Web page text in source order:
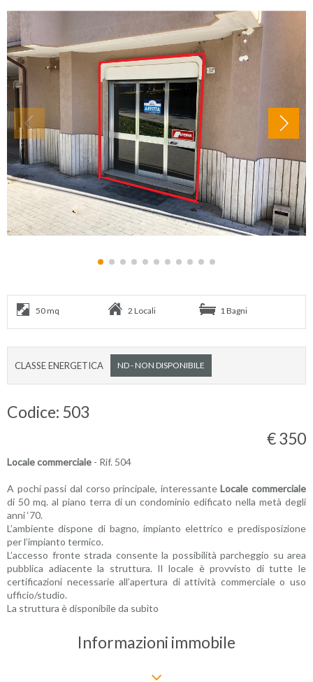
50 mq 2 Locali 1 Bagni
CLASSE ENERGETICA ND - NON DISPONIBILE
Codice: 503
€ 350
Locale commerciale - Rif. 504
A pochi passi dal corso principale, interessanteLocale commerciale
di 50 mq. al piano terra di un condominio edificato nella metà degli
anni ‘70.
L’ambiente dispone di bagno, impianto elettrico e predisposizione
per l’impianto termico.
L’accesso fronte strada consente la possibilità parcheggio su area
pubblica adiacente la struttura. Il locale è provvisto di tutte le
certificazioni necessarie all’apertura di attività commerciale o uso
ufficio/studio.
La struttura è disponibile da subito
Informazioni immobile